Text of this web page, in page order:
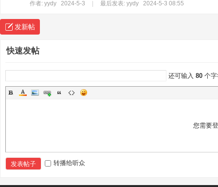
作者: yydy 2024-5-3 最后发表: yydy 2024-5-3 08:55
发新帖
快速发帖
还可输入 80 个
您需要
发表帖子 转播给听众